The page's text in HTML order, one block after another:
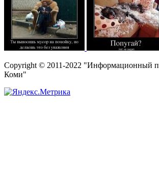
Copyright © 2011-2022 "Информационный
Коми"